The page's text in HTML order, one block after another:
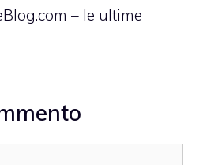
– le ultime